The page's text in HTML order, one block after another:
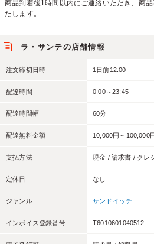
商品到着後1時間以内にご連絡いただき、商
たします。
ラ・サンテの店舗情報
注文締切日時 1日前12:00
配達時間 0:00～23:45
配達時間幅 60分
配達無料金額 10,000円～100,000
支払方法 現金 / 請求書 / クレ
定休日 なし
ジャンル サンドイッチ
インボイス登録番号 T6010601040512